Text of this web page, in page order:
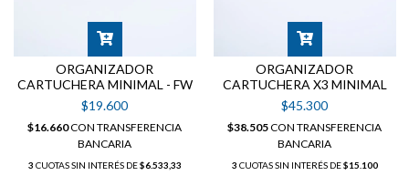
ORGANIZADOR
CARTUCHERA MINIMAL - FW
$19.600
$16.660CON TRANSFERENCIA
BANCARIA
3 CUOTAS SIN INTERÉS DE$6.533,33
ORGANIZADOR
CARTUCHERA X3 MINIMAL
$45.300
$38.505CON TRANSFERENCIA
BANCARIA
3 CUOTAS SIN INTERÉS DE$15.100